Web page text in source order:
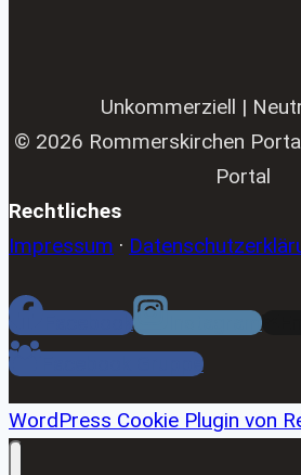
Unkommerziell |
© 2026 Rommerskirchen
Portal
Rechtliches
Impressum ·
Facebook Instagram
Facebook Gruppe
WordPress Cookie Plugin von